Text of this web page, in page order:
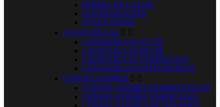
BOMBA DE CALOR
CONDENSACION
EVACUACION
LAVAVAJILLAS  
LAVAVAJILLAS 45 CM.
LAVAVAJILLAS 60 CM.
LAVAVAJILLAS COMPACTOS
LAVAVAJILLAS INTEGRABLES
CONGELADORES  
CONGELADORES HORIZONTALES
CONGELADORES VERTICALES
CONGELADORES DE HELADOS